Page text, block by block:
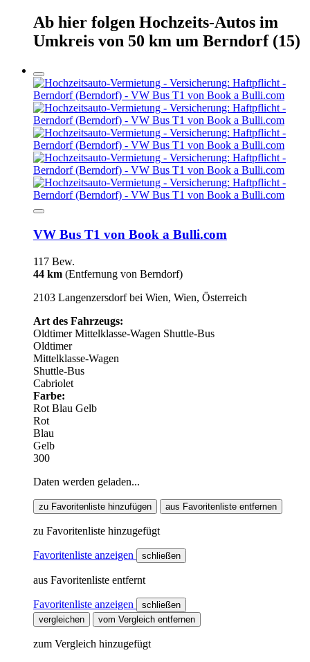
Ab hier folgen Hochzeits-Autos im
Umkreis von 50 km um Berndorf (15)
VW Bus T1 von Book a Bulli.com
117 Bew.
44 km (Entfernung von Berndorf)
2103 Langenzersdorf bei Wien, Wien, Österreich
Art des Fahrzeugs:
OldtimerMittelklasse-Wagen Shuttle-Bus
Oldtimer
Mittelklasse-Wagen
Shuttle-Bus
Cabriolet
Farbe:
Rot Blau Gelb
Rot
Blau
Gelb
300
Daten werden geladen...
zu Favoritenliste hinzufügen aus Favoritenliste entfernen
zu Favoritenliste hinzugefügt
Favoritenliste anzeigen schließen
aus Favoritenliste entfernt
Favoritenliste anzeigen
schließen
vergleichen
vom Vergleich entfernen
zum Vergleich hinzugefügt